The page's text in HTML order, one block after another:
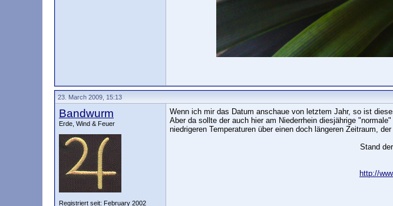
23. March 2009, 15:13
Bandwurm
Erde, Wind & Feuer
Registriert seit: February 2002
Wenn ich mir das Datum anschaue von letztem Jahr, so ist
Aber da sollte der auch hier am Niederrhein diesjährige
niedrigeren Temperaturen über einen doch längeren Zeitraum,
Stand
http://